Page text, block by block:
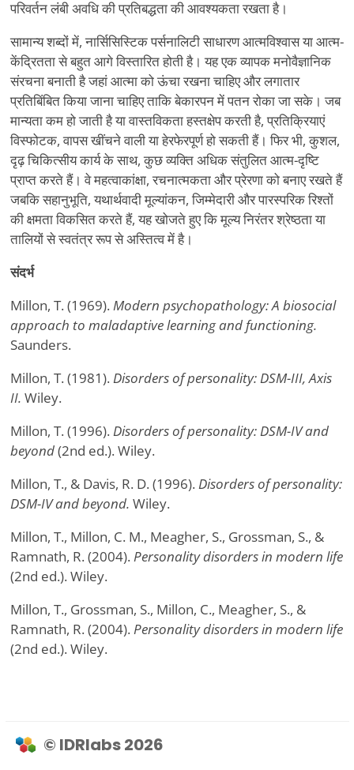
परिवर्तन लंबी अवधि की प्रतिबद्धता की आवश्यकता रखता है।
सामान्य शब्दों में, नार्सिसिस्टिक पर्सनालिटी साधारण आत्मविश्वास या आत्म-
केंद्रितता से बहुत आगे विस्तारित होती है। यह एक व्यापक मनोवैज्ञानिक
संरचना बनाती है जहां आत्मा को ऊंचा रखना चाहिए और लगातार
प्रतिबिंबित किया जाना चाहिए ताकि बेकारपन में पतन रोका जा सके। जब
मान्यता कम हो जाती है या वास्तविकता हस्तक्षेप करती है, प्रतिक्रियाएं
विस्फोटक, वापस खींचने वाली या हेरफेरपूर्ण हो सकती हैं। फिर भी, कुशल,
दृढ़ चिकित्सीय कार्य के साथ, कुछ व्यक्ति अधिक संतुलित आत्म-दृष्टि
प्राप्त करते हैं। वे महत्वाकांक्षा, रचनात्मकता और प्रेरणा को बनाए रखते हैं
जबकि सहानुभूति, यथार्थवादी मूल्यांकन, जिम्मेदारी और पारस्परिक रिश्तों
की क्षमता विकसित करते हैं, यह खोजते हुए कि मूल्य निरंतर श्रेष्ठता या
तालियों से स्वतंत्र रूप से अस्तित्व में है।
संदर्भ
Millon, T. (1969). Modern psychopathology: A biosocial
approach to maladaptive learning and functioning.
Saunders.
Millon, T. (1981). Disorders of personality: DSM-III, Axis
II. Wiley.
Millon, T. (1996). Disorders of personality: DSM-IV and
beyond(2nd ed.). Wiley.
Millon, T., & Davis, R. D. (1996). Disorders of personality:
DSM-IV and beyond. Wiley.
Millon, T., Millon, C. M., Meagher, S., Grossman, S., &
Ramnath, R. (2004). Personality disorders in modern life
(2nd ed.). Wiley.
Millon, T., Grossman, S., Millon, C., Meagher, S., &
Ramnath, R. (2004). Personality disorders in modern life
(2nd ed.). Wiley.
© IDRlabs 2026